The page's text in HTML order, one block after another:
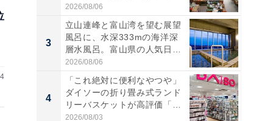
ー...
2026/08/06
3
立山連峰と富山湾を望む展望
風呂に、水深333mの海洋深
層水風呂。富山県の人気日
帰...
2026/08/06
4
「これ絶対に便利なやつや」
ダイソーの折り畳み式ランド
リーバスケットが高評価「使
わ...
2026/08/03